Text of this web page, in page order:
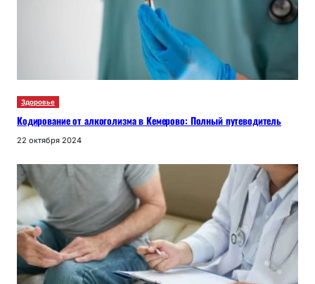
Здоровье
Кодирование от алкоголизма в Кемерово: Полный путеводитель
22 октября 2024